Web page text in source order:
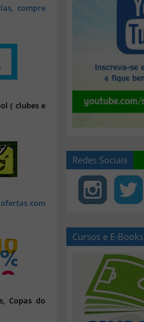
compre
( clubes e
com
Copas do
Redes Sociais
Cursos e E-Books